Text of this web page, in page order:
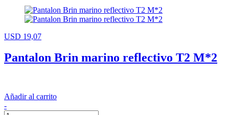
USD 19,07
Pantalon Brin marino reflectivo T2 M*2
Añadir al carrito
-